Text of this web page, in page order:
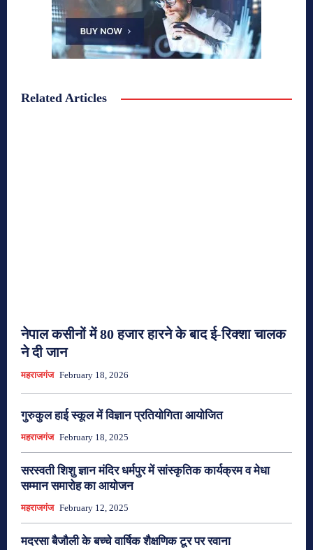
Related Articles
नेपाल कसीनों में 80 हजार हारने के बाद ई-रिक्शा चालक
ने दी जान
महराजगंज February 18, 2026
गुरुकुल हाई स्कूल में विज्ञान प्रतियोगिता आयोजित
महराजगंज February 18, 2025
सरस्वती शिशु ज्ञान मंदिर धर्मपुर में सांस्कृतिक कार्यक्रम व मेधा
सम्मान समारोह का आयोजन
महराजगंज February 12, 2025
मदरसा बैजौली के बच्चे वार्षिक शैक्षणिक टूर पर रवाना